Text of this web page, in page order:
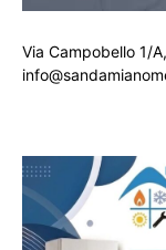
Via Campobello 1/